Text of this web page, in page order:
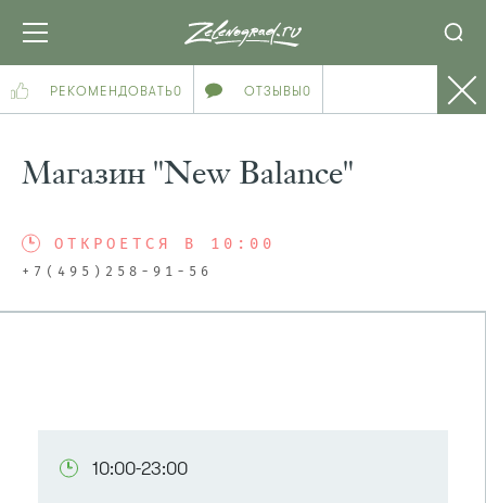
РЕКОМЕНДОВАТЬ0 ОТЗЫВЫ0
Магазин "New Balance"
ОТКРОЕТСЯ В 10:00
+7(495)258-91-56
10:00-23:00